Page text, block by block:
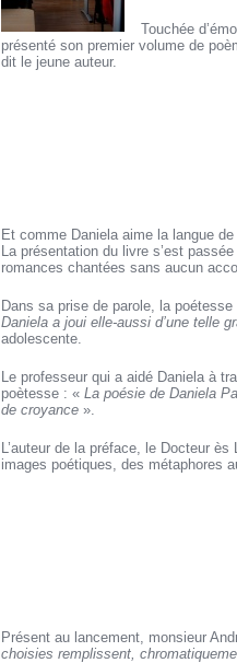
Touchée
présenté son premier volume de
dit le jeune auteur.
Et comme Daniela aime la langue
La présentation du livre s’est
romances chantées sans aucun
Dans sa prise de parole, la
Daniela a joui elle-aussi d’une telle
adolescente.
Le professeur qui a aidé Daniela à
poètesse : « La poésie de Daniela
de croyance».
L’auteur de la préface, le Docteur
images poétiques, des métaphores
Présent au lancement, monsieur
choisies remplissent,